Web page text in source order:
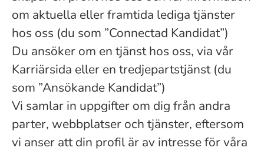
om aktuella eller framtida lediga tjänster
hos oss (du som ”Connectad Kandidat”)
Du ansöker om en tjänst hos oss, via vår
Karriärsida eller en tredjepartstjänst (du
som ”Ansökande Kandidat”)
Vi samlar in uppgifter om dig från andra
parter, webbplatser och tjänster, eftersom
vi anser att din profil är av intresse för våra